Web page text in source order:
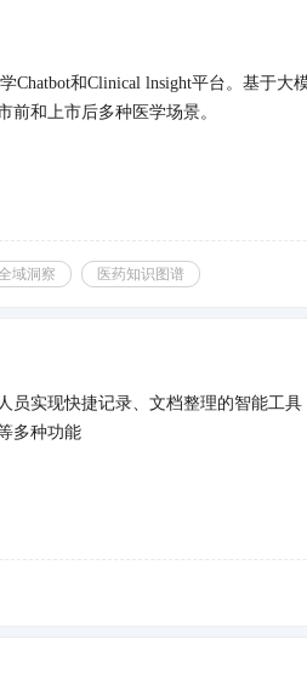
Chatbot和Clinical lnsight平台。基于
前和上市后多种医学场景。
域洞察 医药知识图谱
员实现快捷记录、文档整理的智能工
多种功能